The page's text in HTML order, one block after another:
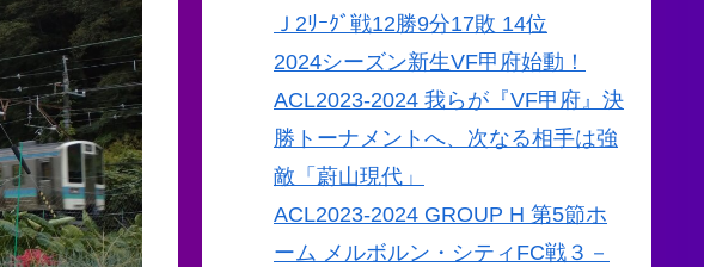
Ｊ2ﾘｰｸﾞ戦12勝9分17敗 14位
2024シーズン新生VF甲府始動！
ACL2023-2024 我らが『VF甲府』決
勝トーナメントへ、次なる相手は強
敵「蔚山現代」
ACL2023-2024 GROUP H 第5節ホ
ーム メルボルン・シティFC戦３－